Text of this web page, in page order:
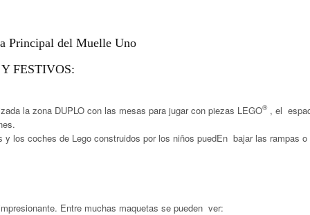
Principal del Muelle Uno
FESTIVOS:
la zona DUPLO con las mesas para jugar con piezas LEGO® , el
los coches de Lego construidos por los niños puedEn bajar las rampas o
Entre muchas maquetas se pueden ver: